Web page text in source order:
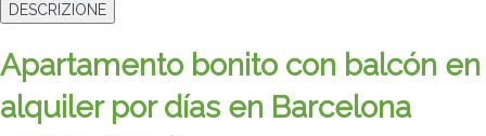
DESCRIZIONE
Apartamento bonito con balcón en
alquiler por días en Barcelona